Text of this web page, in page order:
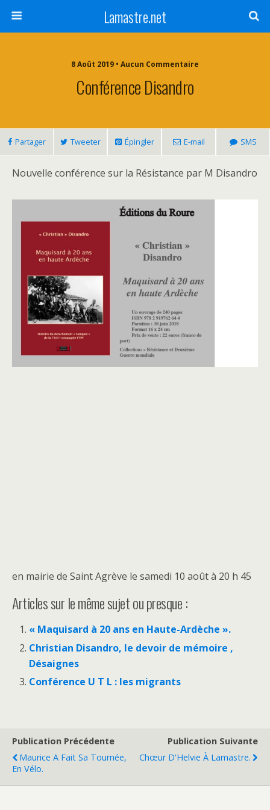
Lamastre.net
8 Août 2019 • Aucun Commentaire
Conférence Disandro
Partager Tweeter Épingler E-mail SMS
Nouvelle conférence sur la Résistance par M Disandro
en mairie de Saint Agrève le samedi 10 août à 20 h 45
Articles sur le même sujet ou presque :
« Maquisard à 20 ans en Haute-Ardèche ».
Christian Disandro, le devoir de mémoire ,
Désaignes
Conférence U T L : les migrants
Publication Précédente
Maurice A Fait Sa Tournée,
En Vélo.
Publication Suivante
Chœur D'Helvie À Lamastre.